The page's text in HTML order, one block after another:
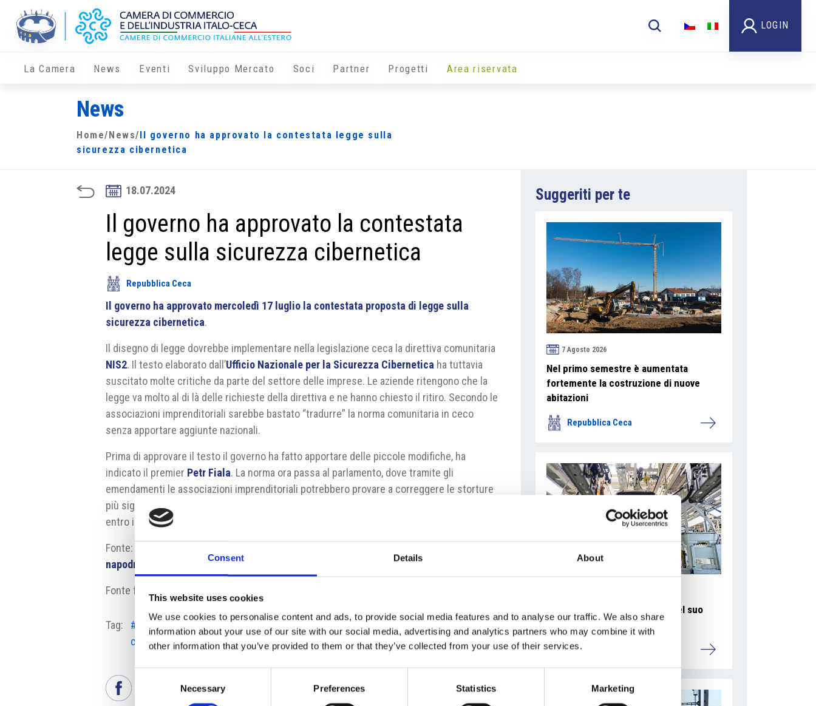
Consent Details About
This website uses cookies
We use cookies to personalise content and ads, to provide social media features and to analyse our traffic. We also share
information about your use of our site with our social media, advertising and analytics partners who may combine it with
other information that you’ve provided to them or that they’ve collected from your use of their services.
Necessary Preferences Statistics Marketing
LOGIN
La Camera News Eventi Sviluppo Mercato Soci Partner Progetti Area riservata
News
Home/ News/
Il governo ha approvato la contestata legge sulla
sicurezza cibernetica
18.07.2024
Il governo ha approvato la contestata
legge sulla sicurezza cibernetica
Repubblica Ceca
Il governo ha approvato mercoledì 17 luglio la contestata proposta di legge sulla
sicurezza cibernetica.
Il disegno di legge dovrebbe implementare nella legislazione ceca la direttiva comunitaria
NIS2. Il testo elaborato dall’Ufficio Nazionale per la Sicurezza Cibernetica ha tuttavia
suscitato molte critiche da parte del settore delle imprese. Le aziende ritengono che la
legge va molto al di là delle richieste della direttiva e ne hanno chiesto il ritiro. Secondo le
associazioni imprenditoriali sarebbe bastato “tradurre” la norma comunitaria in ceco
senza apportare aggiunte nazionali.
Prima di approvare il testo il governo ha fatto apportare delle piccole modifiche, ha
indicato il premier Petr Fiala. La norma ora passa al parlamento, dove tramite gli
emendamenti le associazioni imprenditoriali potrebbero provare a correggere le storture
più significative. Secondo gli esperti è molto improbabile che la normativa entri in vigore
entro il 18 ottobre come richiesto da Bruxelles.
Fonte:
napodruhe-navic-se-zmenami/
Fonte fotografia: vlada.gov.cz
Tag:
#legge sulla sicurezza
cibernetica
#NIS2
#Petr
Fiala
#Ufficio Nazionale per la Sicurezza
Cibernetica
Suggeriti per te
7 Agosto 2026
Nel primo semestre è aumentata
fortemente la costruzione di nuove
abitazioni
Repubblica Ceca
La Škoda avvia la produzione del suo
SUV Peaq
Repubblica Ceca